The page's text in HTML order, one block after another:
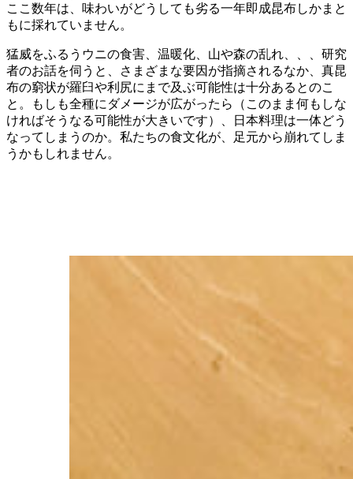
ここ数年は、味わいがどうしても劣る一年即成昆布しかまと
もに採れていません。
猛威をふるうウニの食害、温暖化、山や森の乱れ、、、研究
者のお話を伺うと、さまざまな要因が指摘されるなか、真昆
布の窮状が羅臼や利尻にまで及ぶ可能性は十分あるとのこ
と。もしも全種にダメージが広がったら（このまま何もしな
ければそうなる可能性が大きいです）、日本料理は一体どう
なってしまうのか。私たちの食文化が、足元から崩れてしま
うかもしれません。